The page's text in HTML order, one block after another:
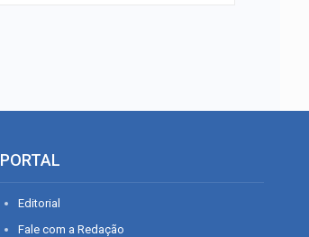
PORTAL
Editorial
Fale com a Redação